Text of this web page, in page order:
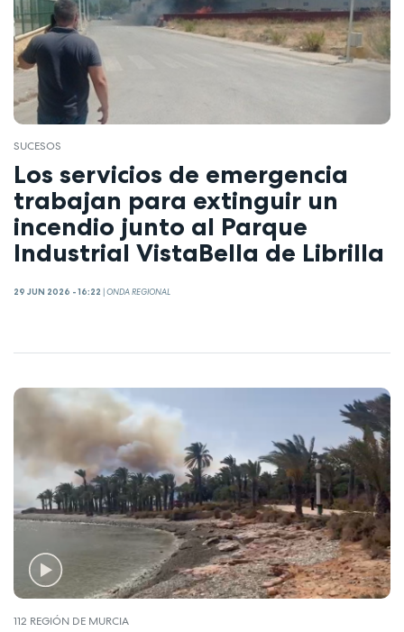
SUCESOS
Los servicios de emergencia
trabajan para extinguir un
incendio junto al Parque
Industrial VistaBella de Librilla
29 JUN 2026 - 16:22 |ONDA REGIONAL
112 REGIÓN DE MURCIA